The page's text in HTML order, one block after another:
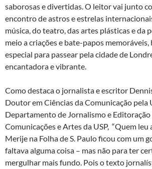
saborosas e divertidas. O leitor vai junto
encontro de astros e estrelas
música, do teatro, das artes plásticas e da
meio a criações e bate-papos
especial para passear pela cidade de
encantadora e vibrante.
Como destaca o jornalista e escritor
Doutor em Ciências da Comunicação pela
Departamento de Jornalismo e Editoração
Comunicações e Artes da USP, “Quem leu
Merije na Folha de S. Paulo ficou com um
faltava alguma coisa – mas não para ter
mergulhar mais fundo. Pois o texto